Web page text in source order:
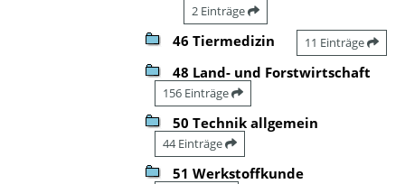
2 Einträge
46 Tiermedizin 11 Einträge
48 Land- und Forstwirtschaft
156 Einträge
50 Technik allgemein
44 Einträge
51 Werkstoffkunde